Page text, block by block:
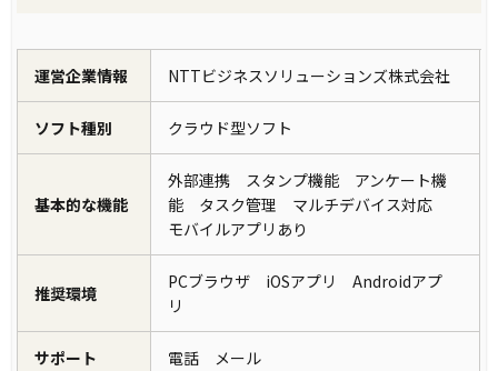
運営企業情報 NTTビジネスソリューションズ株式会社
ソフト種別 クラウド型ソフト
基本的な機能
外部連携 スタンプ機能 アンケート機
能 タスク管理 マルチデバイス対応
モバイルアプリあり
推奨環境
PCブラウザ iOSアプリ Androidアプ
リ
サポート 電話 メール